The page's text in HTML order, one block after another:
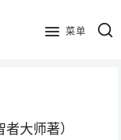
菜单
大师著）